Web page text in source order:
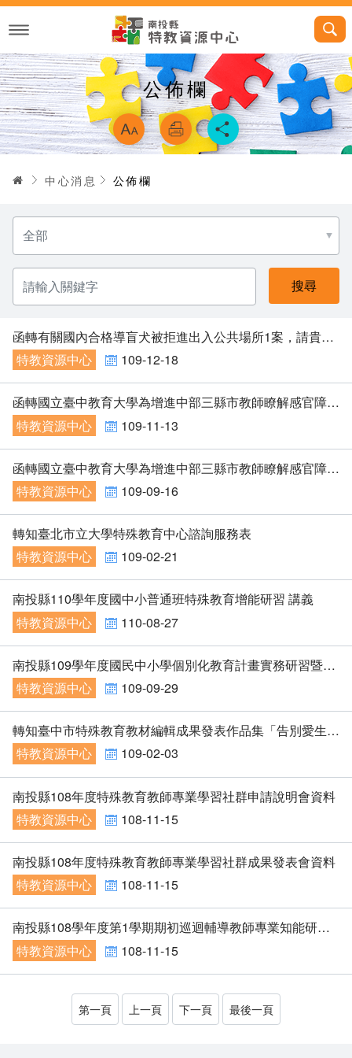
跳
主
內
容
公佈欄 略過字型切換
首頁中心消息 公佈欄
分
類
名
稱
請
輸
入
關
字
函轉有關國內合格導盲犬被拒進出入公共場所1案，請貴校協助宣導及公告週知，請查照。
特教資源中心
109-12-18
函轉國立臺中教育大學為增進中部三縣市教師瞭解感官障礙相關知能，於特殊教育中心訂於109年11月28日辦理「自閉症學生輔導進階研習」，檢附實施計劃乙份（如附件〉，鼓勵貴校教師及相關人員參加，請查照。
特教資源中心
109-11-13
函轉國立臺中教育大學為增進中部三縣市教師瞭解感官障礙相關知能，本校特殊教育中心訂於109年10月23日辦理「感官障礙學生進階研習-聽覺障礙學生的輔導」，檢附實施計劃乙份（如附件〉，鼓勵貴校相關人員參加，請查照。
特教資源中心
109-09-16
轉知臺北市立大學特殊教育中心諮詢服務表
特教資源中心
109-02-21
南投縣110學年度國中小普通班特殊教育增能研習 講義
特教資源中心
110-08-27
南投縣109學年度國民中小學個別化教育計畫實務研習暨檢核說明會研習資料
特教資源中心
109-09-29
轉知臺中市特殊教育教材編輯成果發表作品集「告別愛生氣～國中小特殊教育學生的生氣管理課程」及「國中小資源班學生社會技巧課程～處人技巧取向」各1冊，請查照。
特教資源中心
109-02-03
南投縣108年度特殊教育教師專業學習社群申請說明會資料
特教資源中心
108-11-15
南投縣108年度特殊教育教師專業學習社群成果發表會資料
特教資源中心
108-11-15
南投縣108學年度第1學期期初巡迴輔導教師專業知能研習-情緒行為障礙學生的問題處理與輔導策略資料
特教資源中心
108-11-15
第一頁 上一頁 下一頁 最後一頁